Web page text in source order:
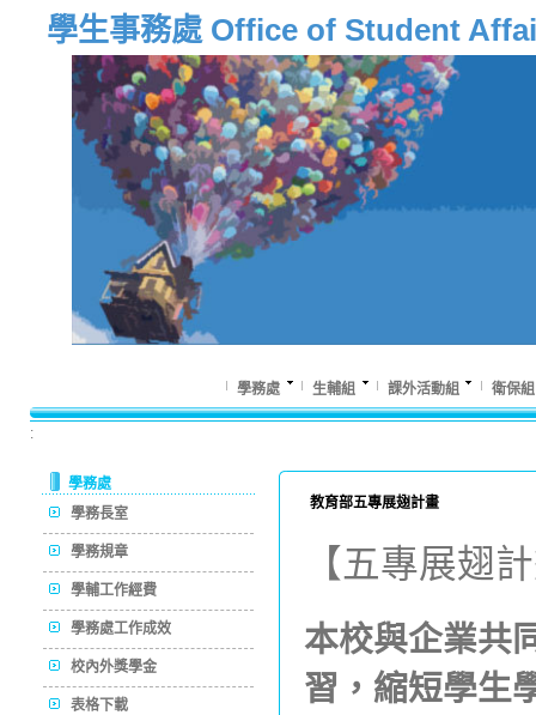
學生事務處 Office of Student
學務處 生輔組 課外活動組 衛保組
:
學務處
學務長室
學務規章
學輔工作經費
學務處工作成效
校內外獎學金
表格下載
教育部五專展翅計畫
【五專展翅
本校與企業共
習，縮短學生